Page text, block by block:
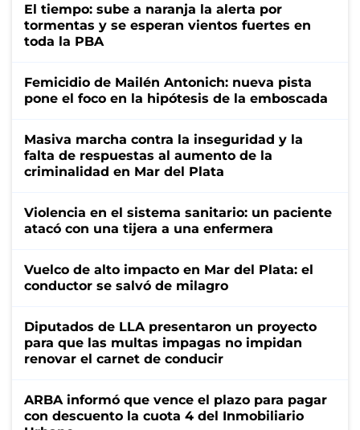
El tiempo: sube a naranja la alerta por
tormentas y se esperan vientos fuertes en
toda la PBA
Femicidio de Mailén Antonich: nueva pista
pone el foco en la hipótesis de la emboscada
Masiva marcha contra la inseguridad y la
falta de respuestas al aumento de la
criminalidad en Mar del Plata
Violencia en el sistema sanitario: un paciente
atacó con una tijera a una enfermera
Vuelco de alto impacto en Mar del Plata: el
conductor se salvó de milagro
Diputados de LLA presentaron un proyecto
para que las multas impagas no impidan
renovar el carnet de conducir
ARBA informó que vence el plazo para pagar
con descuento la cuota 4 del Inmobiliario